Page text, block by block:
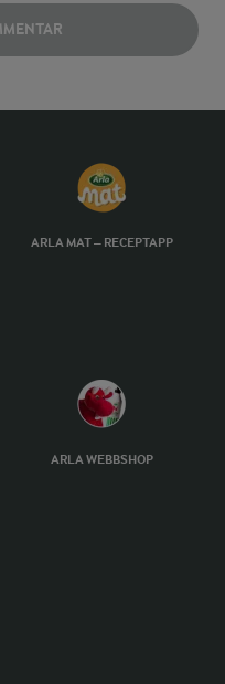
ARLA MAT – RECEPTAPP
ARLA WEBBSHOP